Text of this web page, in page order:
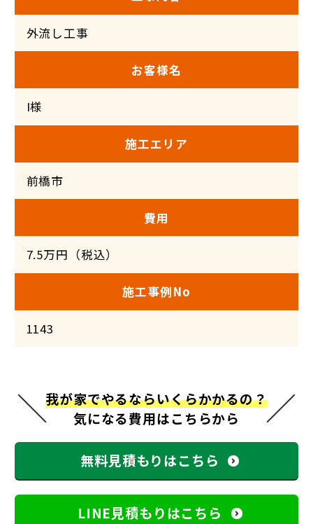
外流し工事
お客様名
I様
施工エリア
前橋市
費用
7.5万円（税込）
施工事例No
1143
我が家でやるならいくらかかるの？
気になる費用はこちらから
無料見積もりはこちら
LINE見積もりはこちら